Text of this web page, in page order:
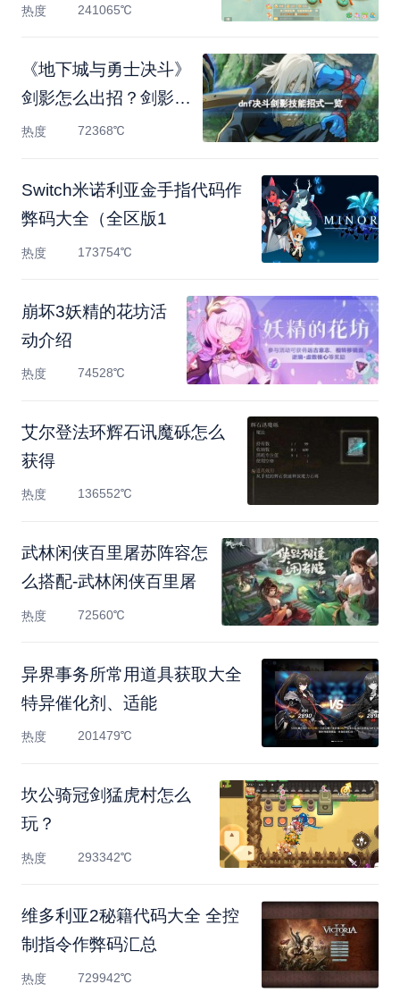
热度 241065℃
《地下城与勇士决斗》
剑影怎么出招？剑影技
能
热度 72368℃
Switch米诺利亚金手指代码作
弊码大全（全区版1
热度 173754℃
崩坏3妖精的花坊活
动介绍
热度 74528℃
艾尔登法环辉石讯魔砾怎么
获得
热度 136552℃
武林闲侠百里屠苏阵容怎
么搭配-武林闲侠百里屠
热度 72560℃
异界事务所常用道具获取大全
特异催化剂、适能
热度 201479℃
坎公骑冠剑猛虎村怎么
玩？
热度 293342℃
维多利亚2秘籍代码大全 全控
制指令作弊码汇总
热度 729942℃